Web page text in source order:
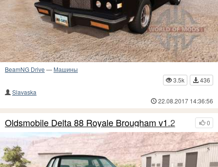
BeamNG Drive — Машины
3.5k
436
Slavaska
22.08.2017 14:36:56
0
Oldsmobile Delta 88 Royale Brougham v1.2